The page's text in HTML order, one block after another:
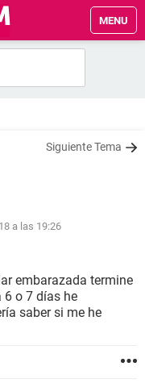
MENU
Siguiente Tema
a las 19:26
embarazada termine
6 o 7 días he
saber si me he